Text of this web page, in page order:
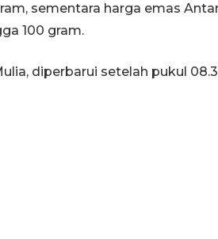
sementara harga emas
100 gram.
diperbarui setelah pukul